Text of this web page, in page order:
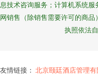
息技术咨询服务；计算机系统
网销售（除销售需要许可的商
执照依法
友情链接： 北京颐廷酒店管理有